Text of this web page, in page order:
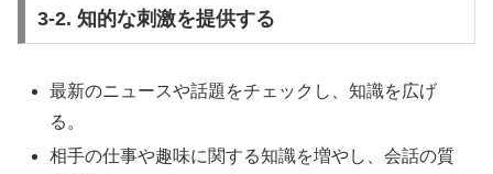
3-2. 知的な刺激を提供する
最新のニュースや話題をチェックし、知識を広げ
る。
相手の仕事や趣味に関する知識を増やし、会話の質